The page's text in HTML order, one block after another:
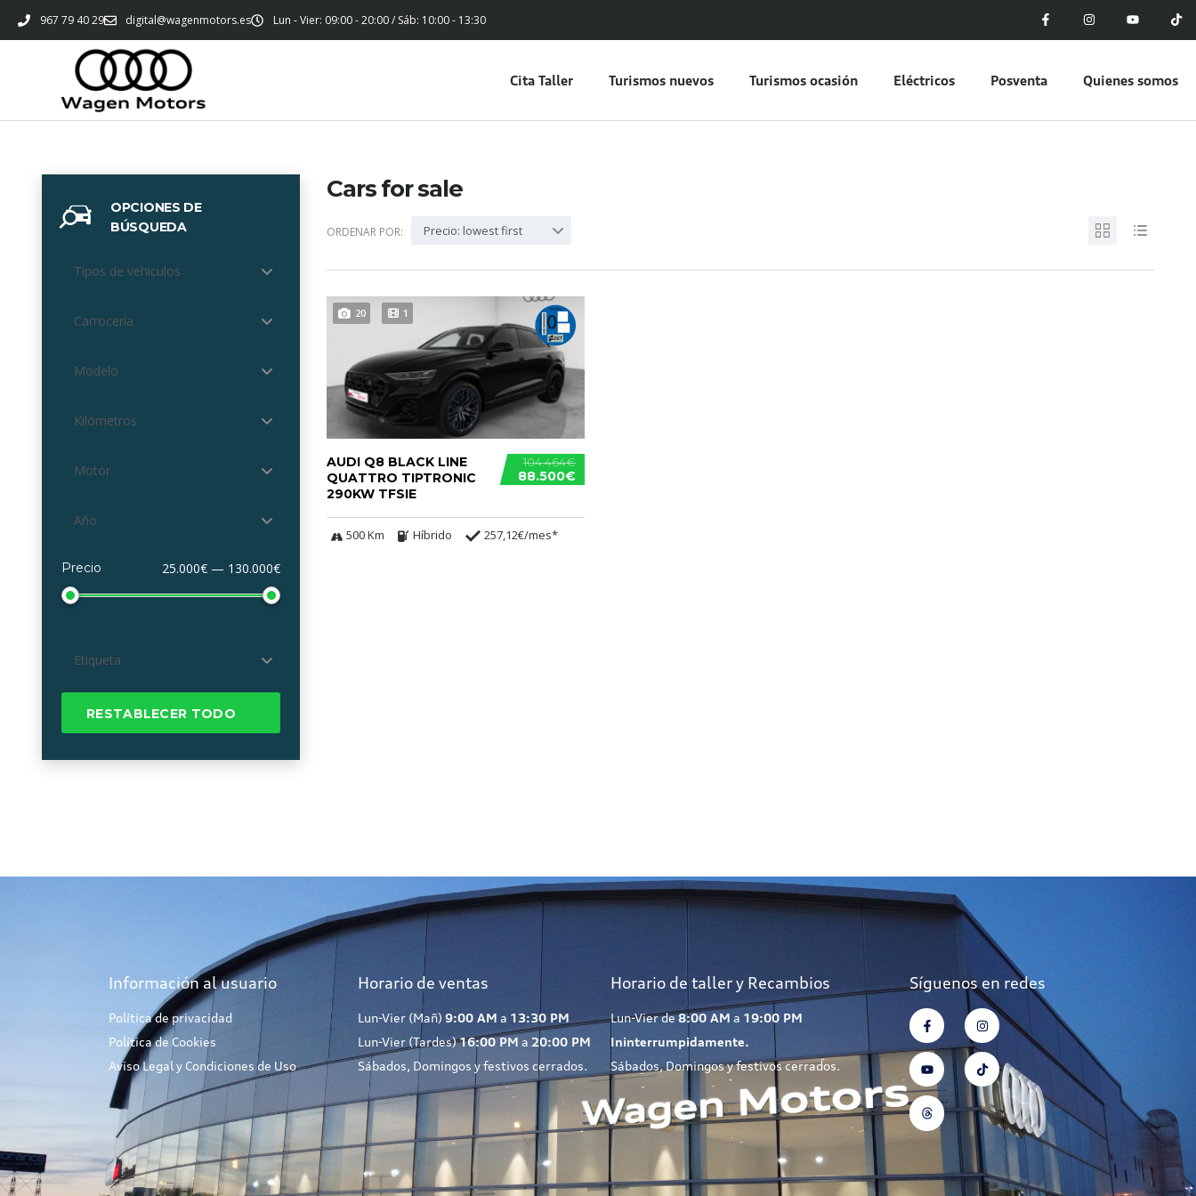
967 79 40 29 digital@wagenmotors.es Lun - Vier: 09:00 - 20:00 / Sáb: 10:00 - 13:30
Cita Taller Turismos nuevos Turismos ocasión Eléctricos Posventa Quienes somos
OPCIONES DE
BÚSQUEDA
Tipos de vehiculos
Carrocería
Modelo
Kilómetros
Motor
Año
Precio 25.000€ — 130.000€
Etiqueta
RESTABLECER TODO
Cars for sale
ORDENAR POR: Precio: lowest first
20 1
104.464€
88.500€
AUDI Q8 BLACK LINE
QUATTRO TIPTRONIC
290KW TFSIE
500 Km Híbrido 257,12€/mes*
Información al usuario
Política de privacidad
Política de Cookies
Aviso Legal y Condiciones de Uso
Horario de ventas
Lun-Vier (Mañ) 9:00 AM a 13:30 PM
Lun-Vier (Tardes)16:00 PM a 20:00 PM
Sábados, Domingos y festivos cerrados.
Horario de taller y Recambios
Lun-Vier de8:00 AM a 19:00 PM
Ininterrumpidamente.
Sábados, Domingos y festivos cerrados.
Síguenos en redes